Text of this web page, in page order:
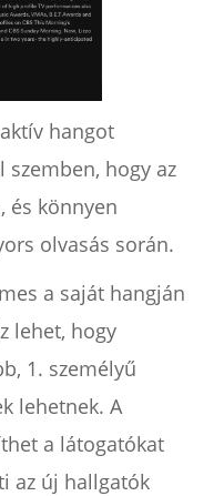
hangot
szemben, hogy az
és könnyen
olvasás során.
a saját hangján
lehet, hogy
1. személyű
lehetnek. A
a látogatókat
az új hallgatók